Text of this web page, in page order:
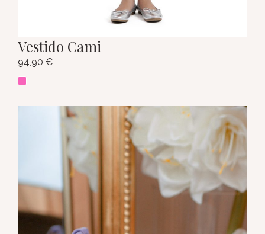
Vestido Cami
94,90 €